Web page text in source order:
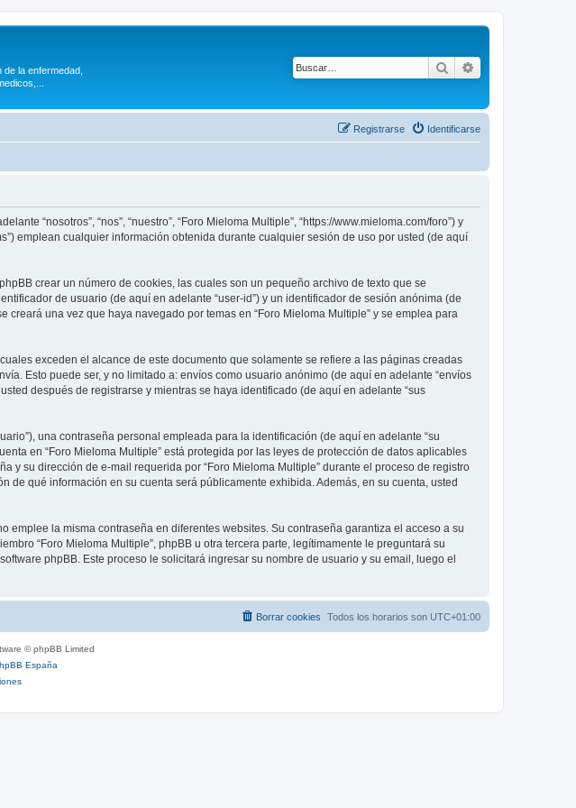
la enfermedad,
Buscar
Identificarse
Registrarse
“nosotros”, “nos”, “nuestro”, “Foro Mieloma Multiple”, “https://www.mieloma.com/foro”) y
emplean cualquier información obtenida durante cualquier sesión de uso por usted (de aquí
crear un número de cookies, las cuales son un pequeño archivo de texto que se
de usuario (de aquí en adelante “user-id”) y un identificador de sesión anónima (de
una vez que haya navegado por temas en “Foro Mieloma Multiple” y se emplea para
exceden el alcance de este documento que solamente se refiere a las páginas creadas
Esto puede ser, y no limitado a: envíos como usuario anónimo (de aquí en adelante “envíos
después de registrarse y mientras se haya identificado (de aquí en adelante “sus
una contraseña personal empleada para la identificación (de aquí en adelante “su
en “Foro Mieloma Multiple” está protegida por las leyes de protección de datos aplicables
su dirección de e-mail requerida por “Foro Mieloma Multiple” durante el proceso de registro
de qué información en su cuenta será públicamente exhibida. Además, en su cuenta, usted
la misma contraseña en diferentes websites. Su contraseña garantiza el acceso a su
“Foro Mieloma Multiple”, phpBB u otra tercera parte, legítimamente le preguntará su
phpBB. Este proceso le solicitará ingresar su nombre de usuario y su email, luego el
Todos los horarios son UTC+01:00
Borrar cookies
© phpBB Limited
España